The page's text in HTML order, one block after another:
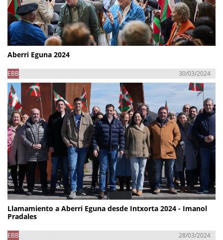
Aberri Eguna 2024
EBB 30/03/2024
Llamamiento a Aberri Eguna desde Intxorta 2024 - Imanol
Pradales
EBB 28/03/2024